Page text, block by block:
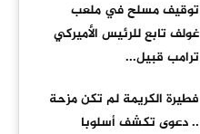
توقيف مسلح في ملعب
غولف تابع للرئيس الأميركي
ترامب قبيل...
فطيرة الكريمة لم تكن مزحة
.. دعوى تكشف أسلوبا